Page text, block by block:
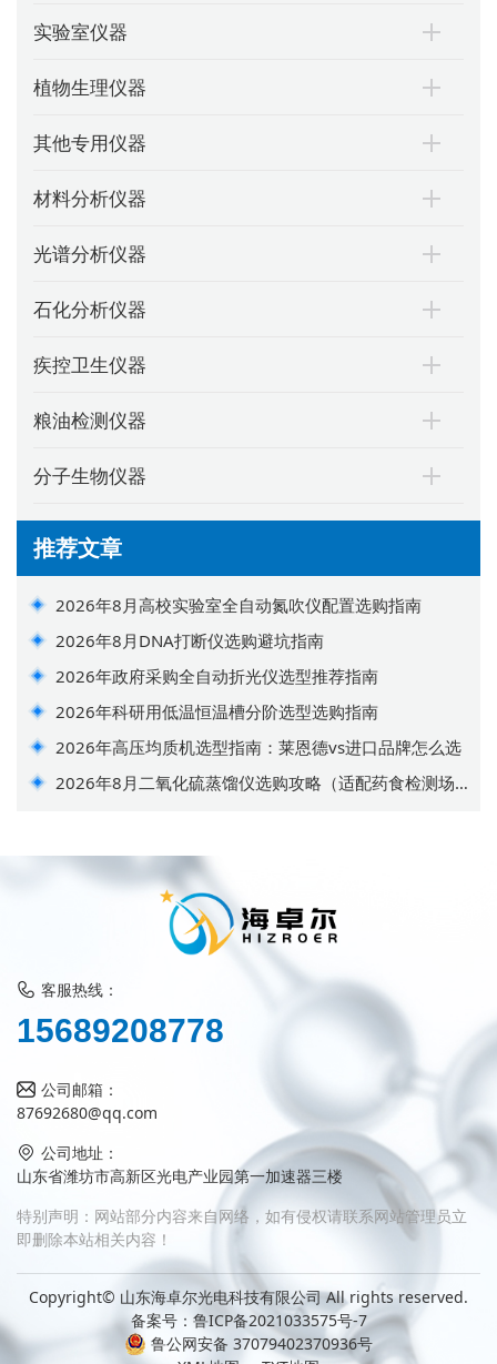
实验室仪器
植物生理仪器
其他专用仪器
材料分析仪器
光谱分析仪器
石化分析仪器
疾控卫生仪器
粮油检测仪器
分子生物仪器
推荐文章
2026年8月高校实验室全自动氮吹仪配置选购指南
2026年8月DNA打断仪选购避坑指南
2026年政府采购全自动折光仪选型推荐指南
2026年科研用低温恒温槽分阶选型选购指南
2026年高压均质机选型指南：莱恩德vs进口品牌怎么选
2026年8月二氧化硫蒸馏仪选购攻略（适配药食检测场
客服热线：
15689208778
公司邮箱：
87692680@qq.com
公司地址：
山东省潍坊市高新区光电产业园第一加速器三楼
特别声明：网站部分内容来自网络，如有侵权请联系网站管理员立
即删除本站相关内容！
Copyright© 山东海卓尔光电科技有限公司 All rights reserved.
备案号： 鲁ICP备2021033575号-7
鲁公网安备 37079402370936号